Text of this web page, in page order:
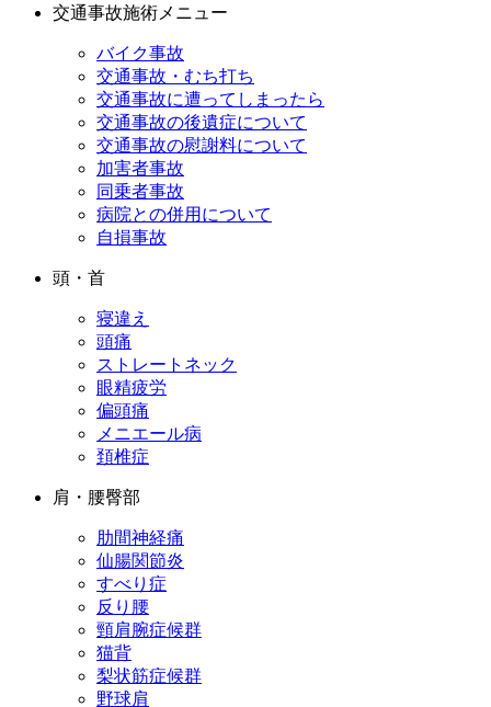
交通事故施術メニュー
バイク事故
交通事故・むち打ち
交通事故に遭ってしまったら
交通事故の後遺症について
交通事故の慰謝料について
加害者事故
同乗者事故
病院との併用について
自損事故
頭・首
寝違え
頭痛
ストレートネック
眼精疲労
偏頭痛
メニエール病
頚椎症
肩・腰臀部
肋間神経痛
仙腸関節炎
すべり症
反り腰
頸肩腕症候群
猫背
梨状筋症候群
野球肩